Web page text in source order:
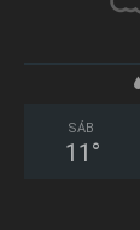
SÁB
11 °